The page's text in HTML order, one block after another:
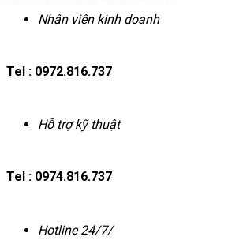
Nhân viên kinh doanh
Tel : 0972.816.737
Hỗ trợ kỹ thuật
Tel : 0974.816.737
Hotline 24/7/